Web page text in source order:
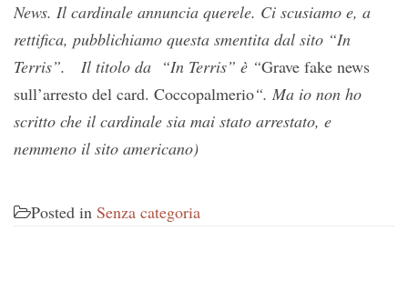
News. Il cardinale annuncia querele. Ci scusiamo e, a
rettifica, pubblichiamo questa smentita dal sito “In
Terris”. Il titolo da “In Terris” è “Grave fake news
sull’arresto del card. Coccopalmerio“. Ma io non ho
scritto che il cardinale sia mai stato arrestato, e
nemmeno il sito americano)
Posted in Senza categoria